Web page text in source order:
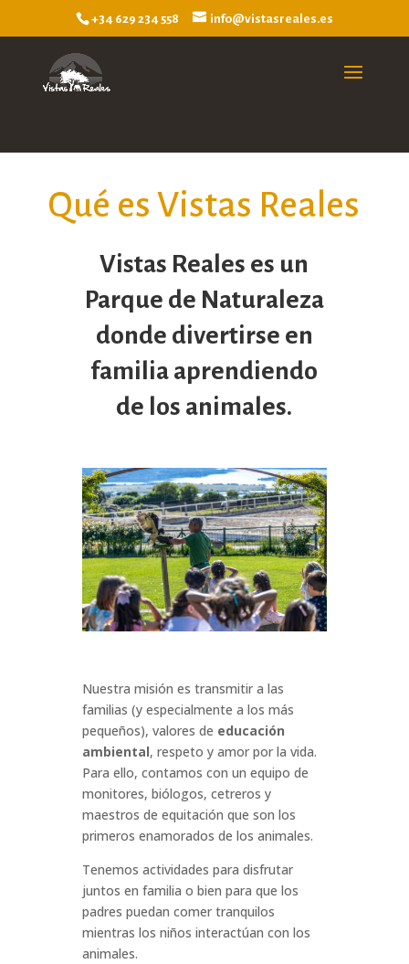
+34 629 234 558 info@vistasreales.es
Qué es Vistas Reales
Vistas Reales es un
Parque de Naturaleza
donde divertirse en
familia aprendiendo
de los animales.
Nuestra misión es transmitir a las
familias (y especialmente a los más
pequeños), valores de educación
ambiental, respeto y amor por la vida.
Para ello, contamos con un equipo de
monitores, biólogos, cetreros y
maestros de equitación que son los
primeros enamorados de los animales.
Tenemos actividades para disfrutar
juntos en familia o bien para que los
padres puedan comer tranquilos
mientras los niños interactúan con los
animales.